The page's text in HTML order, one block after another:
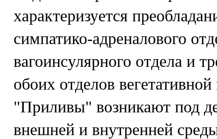
характеризуется
симпатико-адреналового
вагоинсулярного отдела и
обоих отделов
"Приливы" возникают под
внешней и внутренней